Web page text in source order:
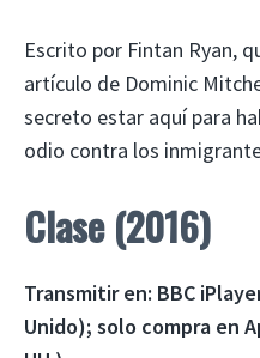
Escrito por Fintan Ryan,
artículo de Dominic
secreto estar aquí para
odio contra los
Clase (2016)
Transmitir en: BBC
Unido); solo compra en